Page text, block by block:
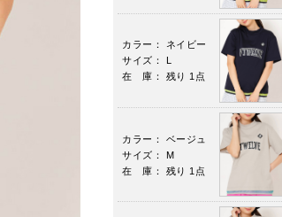
カラー： ネイビー
サイズ： L
在 庫： 残り 1点
カラー： ベージュ
サイズ： M
在 庫： 残り 1点